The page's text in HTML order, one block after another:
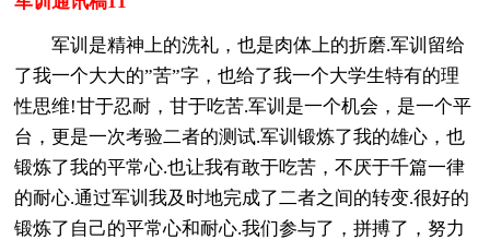
军训是精神上的洗礼，也是肉体上的折磨.军训留给
了我一个大大的”苦”字，也给了我一个大学生特有的理
性思维!甘于忍耐，甘于吃苦.军训是一个机会，是一个平
台，更是一次考验二者的测试.军训锻炼了我的雄心，也
锻炼了我的平常心.也让我有敢于吃苦，不厌于千篇一律
的耐心.通过军训我及时地完成了二者之间的转变.很好的
锻炼了自己的平常心和耐心.我们参与了，拼搏了，努力